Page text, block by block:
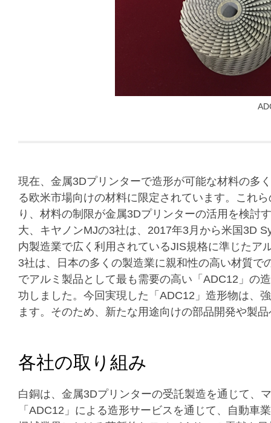
現在、金属3Dプリンターで造形が可能な材料の多
る欧米市場向けの材料に限定されています。これ
り、材料の制限が金属3Dプリンターの活用を検討
大、キヤノンMJの3社は、2017年3月から米国3D
内製造業で広く利用されているJIS規格に準じたア
3社は、日本の多くの製造業に親和性の高い材質
でアルミ製品として最も需要の高い「ADC12」の
功しました。今回実現した「ADC12」造形物は、
ます。そのため、新たな用途向けの部品開発や製
各社の取り組み
白銅は、金属3Dプリンターの受託製造を通じて、
「ADC12」による造形サービスを通じて、自動